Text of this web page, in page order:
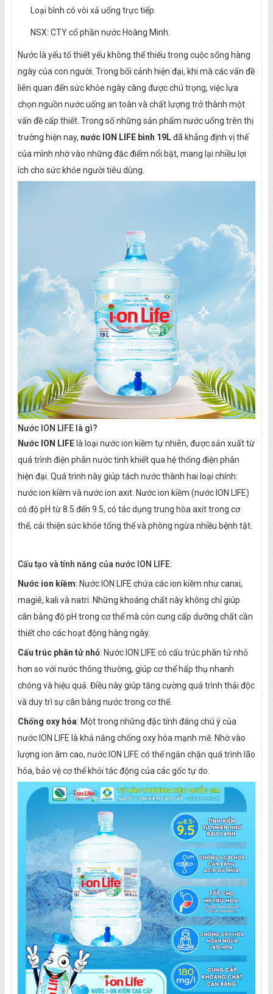
Loại bình có vòi xả uống trực tiếp.
NSX: CTY cổ phần nước Hoàng Minh.
Nước là yếu tố thiết yếu không thể thiếu trong cuộc sống hàng
ngày của con người. Trong bối cảnh hiện đại, khi mà các vấn đề
liên quan đến sức khỏe ngày càng được chú trọng, việc lựa
chọn nguồn nước uống an toàn và chất lượng trở thành một
vấn đề cấp thiết. Trong số những sản phẩm nước uống trên thị
trường hiện nay, nước ION LIFE bình 19Lđã khẳng định vị thế
của mình nhờ vào những đặc điểm nổi bật, mang lại nhiều lợi
ích cho sức khỏe người tiêu dùng.
Nước ION LIFE là gì?
Nước ION LIFE là loại nước ion kiềm tự nhiên, được sản xuất từ
quá trình điện phân nước tinh khiết qua hệ thống điện phân
hiện đại. Quá trình này giúp tách nước thành hai loại chính:
nước ion kiềm và nước ion axit. Nước ion kiềm (nước ION LIFE)
có độ pH từ 8.5 đến 9.5, có tác dụng trung hòa axit trong cơ
thể, cải thiện sức khỏe tổng thể và phòng ngừa nhiều bệnh tật.
Cấu tạo và tính năng của nước ION LIFE:
Nước ion kiềm: Nước ION LIFE chứa các ion kiềm như canxi,
magiê, kali và natri. Những khoáng chất này không chỉ giúp
cân bằng độ pH trong cơ thể mà còn cung cấp dưỡng chất cần
thiết cho các hoạt động hàng ngày.
Cấu trúc phân tử nhỏ: Nước ION LIFE có cấu trúc phân tử nhỏ
hơn so với nước thông thường, giúp cơ thể hấp thụ nhanh
chóng và hiệu quả. Điều này giúp tăng cường quá trình thải độc
và duy trì sự cân bằng nước trong cơ thể.
Chống oxy hóa: Một trong những đặc tính đáng chú ý của
nước ION LIFE là khả năng chống oxy hóa mạnh mẽ. Nhờ vào
lượng ion âm cao, nước ION LIFE có thể ngăn chặn quá trình lão
hóa, bảo vệ cơ thể khỏi tác động của các gốc tự do.